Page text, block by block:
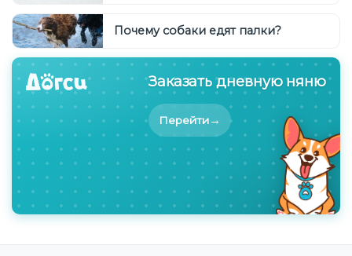
Почему собаки едят палки?
Заказать дневную няню
Перейти→